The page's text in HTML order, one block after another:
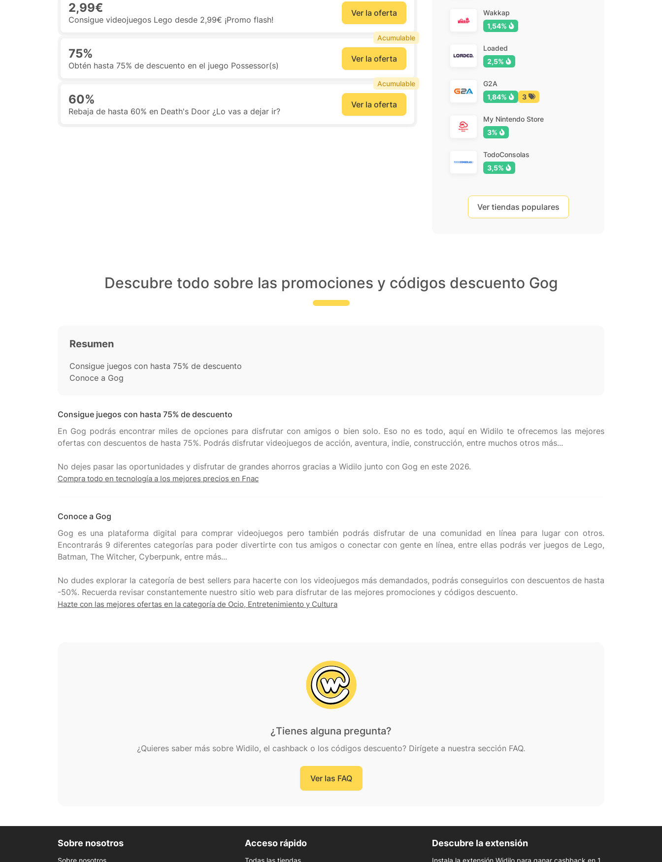
2,99€
Consigue videojuegos Lego desde 2,99€ ¡Promo flash!
Ver la oferta
75%
Obtén hasta 75% de descuento en el juego Possessor(s)
Ver la oferta
Acumulable
60%
Rebaja de hasta 60% en Death's Door ¿Lo vas a dejar ir?
Ver la oferta
Acumulable
Wakkap
1,54%
Loaded
2,5%
G2A
1,84%
3
My Nintendo Store
3%
TodoConsolas
3,5%
Ver tiendas populares
Descubre todo sobre las promociones y códigos descuento Gog
Resumen
Consigue juegos con hasta 75% de descuento
Conoce a Gog
Consigue juegos con hasta 75% de descuento
En Gog podrás encontrar miles de opciones para disfrutar con amigos o bien solo. Eso no es todo, aquí en Widilo te ofrecemos las mejores
ofertas con descuentos de hasta 75%. Podrás disfrutar videojuegos de acción, aventura, indie, construcción, entre muchos otros más...
Compra todo en tecnología a los mejores precios en Fnac
Conoce a Gog
Gog es una plataforma digital para comprar videojuegos pero también podrás disfrutar de una comunidad en línea para lugar con otros.
Encontrarás 9 diferentes categorías para poder divertirte con tus amigos o conectar con gente en línea, entre ellas podrás ver juegos de Lego,
Batman, The Witcher, Cyberpunk, entre más...
No dudes explorar la categoría de best sellers para hacerte con los videojuegos más demandados, podrás conseguirlos con descuentos de hasta
Hazte con las mejores ofertas en la categoría de Ocio, Entretenimiento y Cultura
¿Tienes alguna pregunta?
¿Quieres saber más sobre Widilo, el cashback o los códigos descuento? Dirígete a nuestra sección FAQ.
Ver las FAQ
Sobre nosotros
Sobre nosotros
Acceso rápido
Todas las tiendas
Descubre la extensión
Instala la extensión Widilo para ganar cashback en 1